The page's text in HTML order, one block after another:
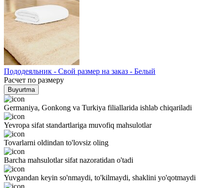
Пододеяльник - Свой размер на заказ - Белый
Расчет по размеру
Buyurtma
Germaniya, Gonkong va Turkiya filiallarida ishlab chiqariladi
Yevropa sifat standartlariga muvofiq mahsulotlar
Tovarlarni oldindan to'lovsiz oling
Barcha mahsulotlar sifat nazoratidan o'tadi
Yuvgandan keyin so'nmaydi, to'kilmaydi, shaklini yo'qotmaydi